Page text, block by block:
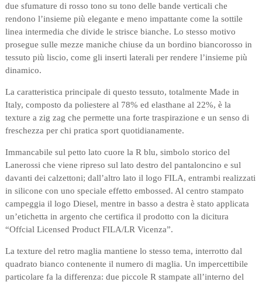
due sfumature di rosso tono su tono delle bande verticali che
rendono l’insieme più elegante e meno impattante come la sottile
linea intermedia che divide le strisce bianche. Lo stesso motivo
prosegue sulle mezze maniche chiuse da un bordino biancorosso in
tessuto più liscio, come gli inserti laterali per rendere l’insieme più
dinamico.
La caratteristica principale di questo tessuto, totalmente Made in
Italy, composto da poliestere al 78% ed elasthane al 22%, è la
texture a zig zag che permette una forte traspirazione e un senso di
freschezza per chi pratica sport quotidianamente.
Immancabile sul petto lato cuore la R blu, simbolo storico del
Lanerossi che viene ripreso sul lato destro del pantaloncino e sul
davanti dei calzettoni; dall’altro lato il logo FILA, entrambi realizzati
in silicone con uno speciale effetto embossed. Al centro stampato
campeggia il logo Diesel, mentre in basso a destra è stato applicata
un’etichetta in argento che certifica il prodotto con la dicitura
“Offcial Licensed Product FILA/LR Vicenza”.
La texture del retro maglia mantiene lo stesso tema, interrotto dal
quadrato bianco contenente il numero di maglia. Un impercettibile
particolare fa la differenza: due piccole R stampate all’interno del